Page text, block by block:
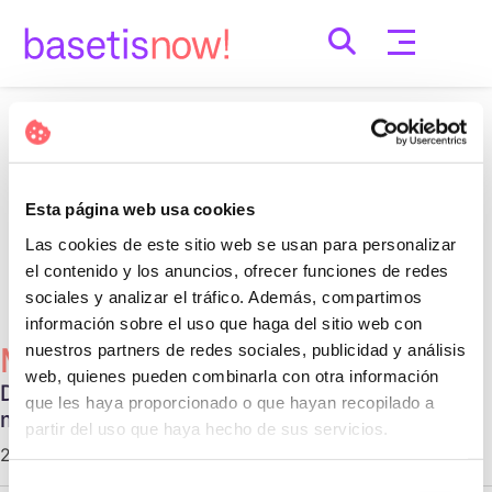
Esta página web usa cookies
Las cookies de este sitio web se usan para personalizar
el contenido y los anuncios, ofrecer funciones de redes
sociales y analizar el tráfico. Además, compartimos
información sobre el uso que haga del sitio web con
nuestros partners de redes sociales, publicidad y análisis
web, quienes pueden combinarla con otra información
que les haya proporcionado o que hayan recopilado a
partir del uso que haya hecho de sus servicios.
Selección
Nothing Found
Perhaps searching can help.
Cerca:
Més Populars
Diferentes tipos de relaciones no
monogámicas
29 d'octubre de 2020 |Communication